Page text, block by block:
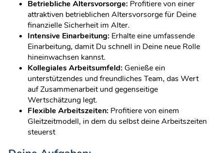
Betriebliche Altersvorsorge: Profitiere von einer
attraktiven betrieblichen Altersvorsorge für Deine
finanzielle Sicherheit im Alter.
Intensive Einarbeitung: Erhalte eine umfassende
Einarbeitung, damit Du schnell in Deine neue Rolle
hineinwachsen kannst.
Kollegiales Arbeitsumfeld: Genieße ein
unterstützendes und freundliches Team, das Wert
auf Zusammenarbeit und gegenseitige
Wertschätzung legt.
Flexible Arbeitszeiten: Profitiere von einem
Gleitzeitmodell, in dem du selbst deine Arbeitszeiten
steuerst